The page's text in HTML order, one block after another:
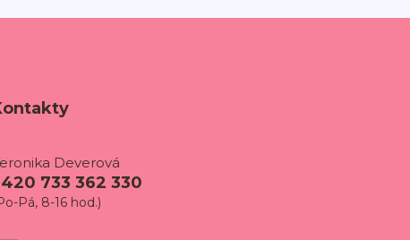
Deverová
733 362 330
Pá, 8-16 hod.)